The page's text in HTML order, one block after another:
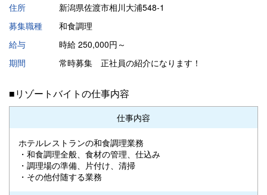
住所
新潟県佐渡市相川大浦548-1
募集職種
和食調理
給与
時給 250,000円～
期間
常時募集 正社員の紹介になります！
■リゾートバイトの仕事内容
仕事内容
ホテルレストランの和食調理業務
・和食調理全般、食材の管理、仕込み
・調理場の準備、片付け、清掃
・その他付随する業務